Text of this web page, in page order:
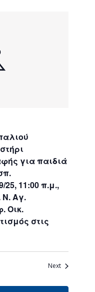
για παιδιά
25, 11:00 π.μ.,
Ν. Αγ.
Οικ.
στις
NextEvents